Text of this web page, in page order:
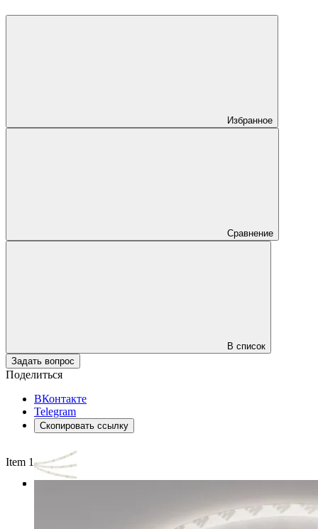
Избранное
Сравнение
В список
Задать вопрос
Поделиться
ВКонтакте
Telegram
Скопировать ссылку
Item 1 of 3